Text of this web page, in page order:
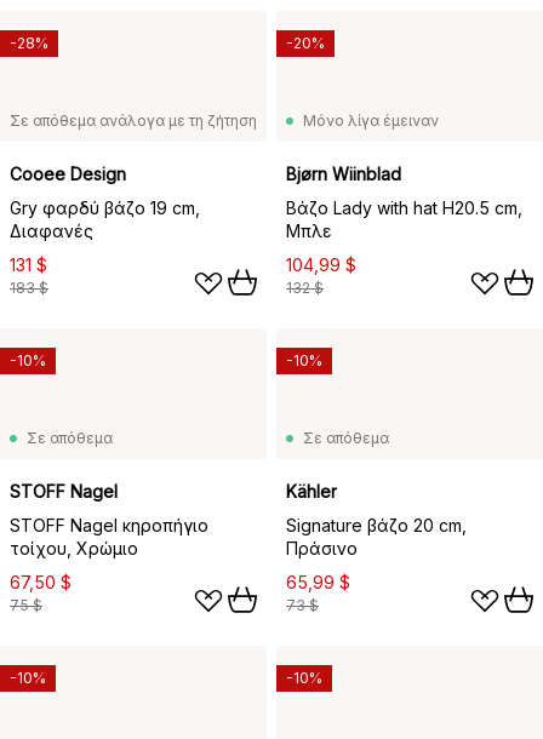
Σε απόθεμα ανάλογα με τη ζήτηση
Cooee Design
Gry φαρδύ βάζο 19 cm,
Διαφανές
131 $
183 $
-28%
Μόνο λίγα έμειναν
Bjørn Wiinblad
Βάζο Lady with hat H20.5 cm,
Μπλε
104,99 $
132 $
-20%
Σε απόθεμα
STOFF Nagel
STOFF Nagel κηροπήγιο
τοίχου, Χρώμιο
67,50 $
75 $
-10%
Σε απόθεμα
Kähler
Signature βάζο 20 cm,
Πράσινο
65,99 $
73 $
-10%
-10% -10%